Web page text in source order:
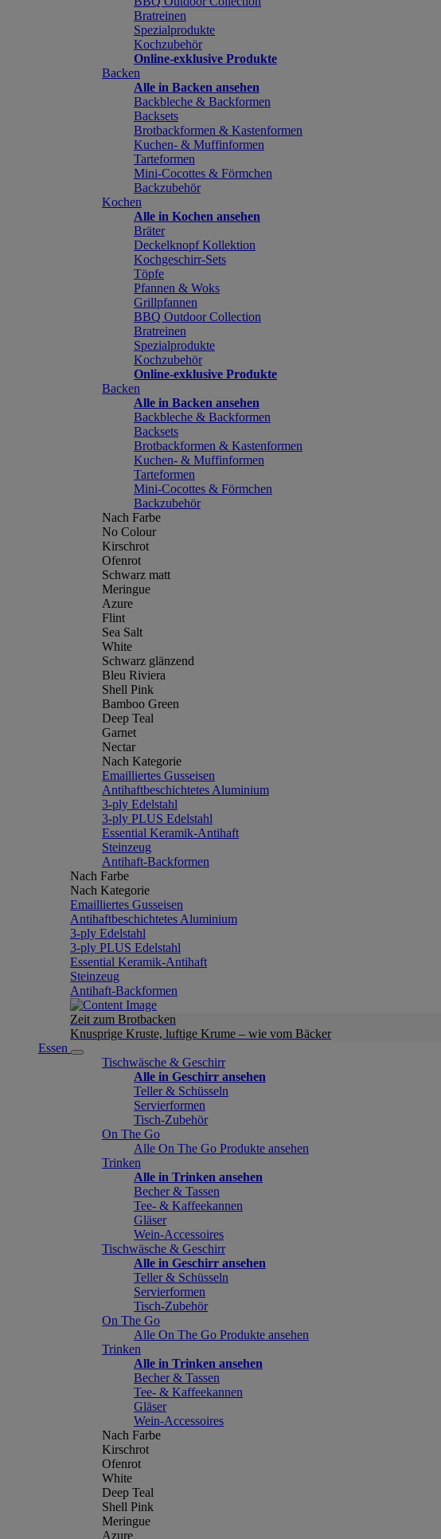
Bratreinen
Spezialprodukte
Kochzubehör
Online-exklusive Produkte
Backen
Alle in Backen ansehen
Backbleche & Backformen
Backsets
Brotbackformen & Kastenformen
Kuchen- & Muffinformen
Tarteformen
Mini-Cocottes & Förmchen
Backzubehör
Kochen
Alle in Kochen ansehen
Bräter
Deckelknopf Kollektion
Kochgeschirr-Sets
Töpfe
Pfannen & Woks
Grillpfannen
BBQ Outdoor Collection
Bratreinen
Spezialprodukte
Kochzubehör
Online-exklusive Produkte
Backen
Alle in Backen ansehen
Backbleche & Backformen
Backsets
Brotbackformen & Kastenformen
Kuchen- & Muffinformen
Tarteformen
Mini-Cocottes & Förmchen
Backzubehör
Nach Farbe
No Colour
Kirschrot
Ofenrot
Schwarz matt
Meringue
Azure
Flint
Sea Salt
White
Schwarz glänzend
Bleu Riviera
Shell Pink
Bamboo Green
Deep Teal
Garnet
Nectar
Nach Kategorie
Emailliertes Gusseisen
Antihaftbeschichtetes Aluminium
3-ply Edelstahl
3-ply PLUS Edelstahl
Essential Keramik-Antihaft
Steinzeug
Antihaft-Backformen
Nach Farbe
Nach Kategorie
Emailliertes Gusseisen
Antihaftbeschichtetes Aluminium
3-ply Edelstahl
3-ply PLUS Edelstahl
Essential Keramik-Antihaft
Steinzeug
Antihaft-Backformen
Zeit zum Brotbacken
Knusprige Kruste, luftige Krume – wie vom Bäcker
Essen
Tischwäsche & Geschirr
Alle in Geschirr ansehen
Teller & Schüsseln
Servierformen
Tisch-Zubehör
On The Go
Alle On The Go Produkte ansehen
Trinken
Alle in Trinken ansehen
Becher & Tassen
Tee- & Kaffeekannen
Gläser
Wein-Accessoires
Tischwäsche & Geschirr
Alle in Geschirr ansehen
Teller & Schüsseln
Servierformen
Tisch-Zubehör
On The Go
Alle On The Go Produkte ansehen
Trinken
Alle in Trinken ansehen
Becher & Tassen
Tee- & Kaffeekannen
Gläser
Wein-Accessoires
Nach Farbe
Kirschrot
Ofenrot
White
Deep Teal
Shell Pink
Meringue
Azure